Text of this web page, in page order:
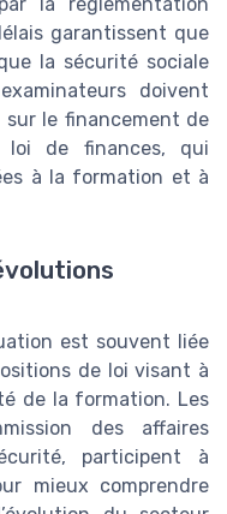
garantissent que
la sécurité sociale
doivent
le financement de
de finances, qui
à la formation et à
est souvent liée
de loi visant à
de la formation. Les
des affaires
participent à
mieux comprendre